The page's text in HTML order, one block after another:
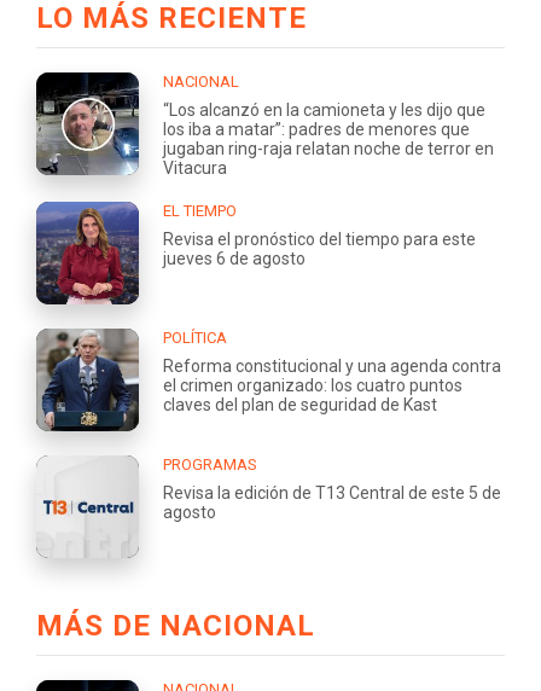
LO MÁS RECIENTE
NACIONAL
“Los alcanzó en la camioneta y les dijo que
los iba a matar”: padres de menores que
jugaban ring-raja relatan noche de terror en
Vitacura
EL TIEMPO
Revisa el pronóstico del tiempo para este
jueves 6 de agosto
POLÍTICA
Reforma constitucional y una agenda contra
el crimen organizado: los cuatro puntos
claves del plan de seguridad de Kast
PROGRAMAS
Revisa la edición de T13 Central de este 5 de
agosto
MÁS DE NACIONAL